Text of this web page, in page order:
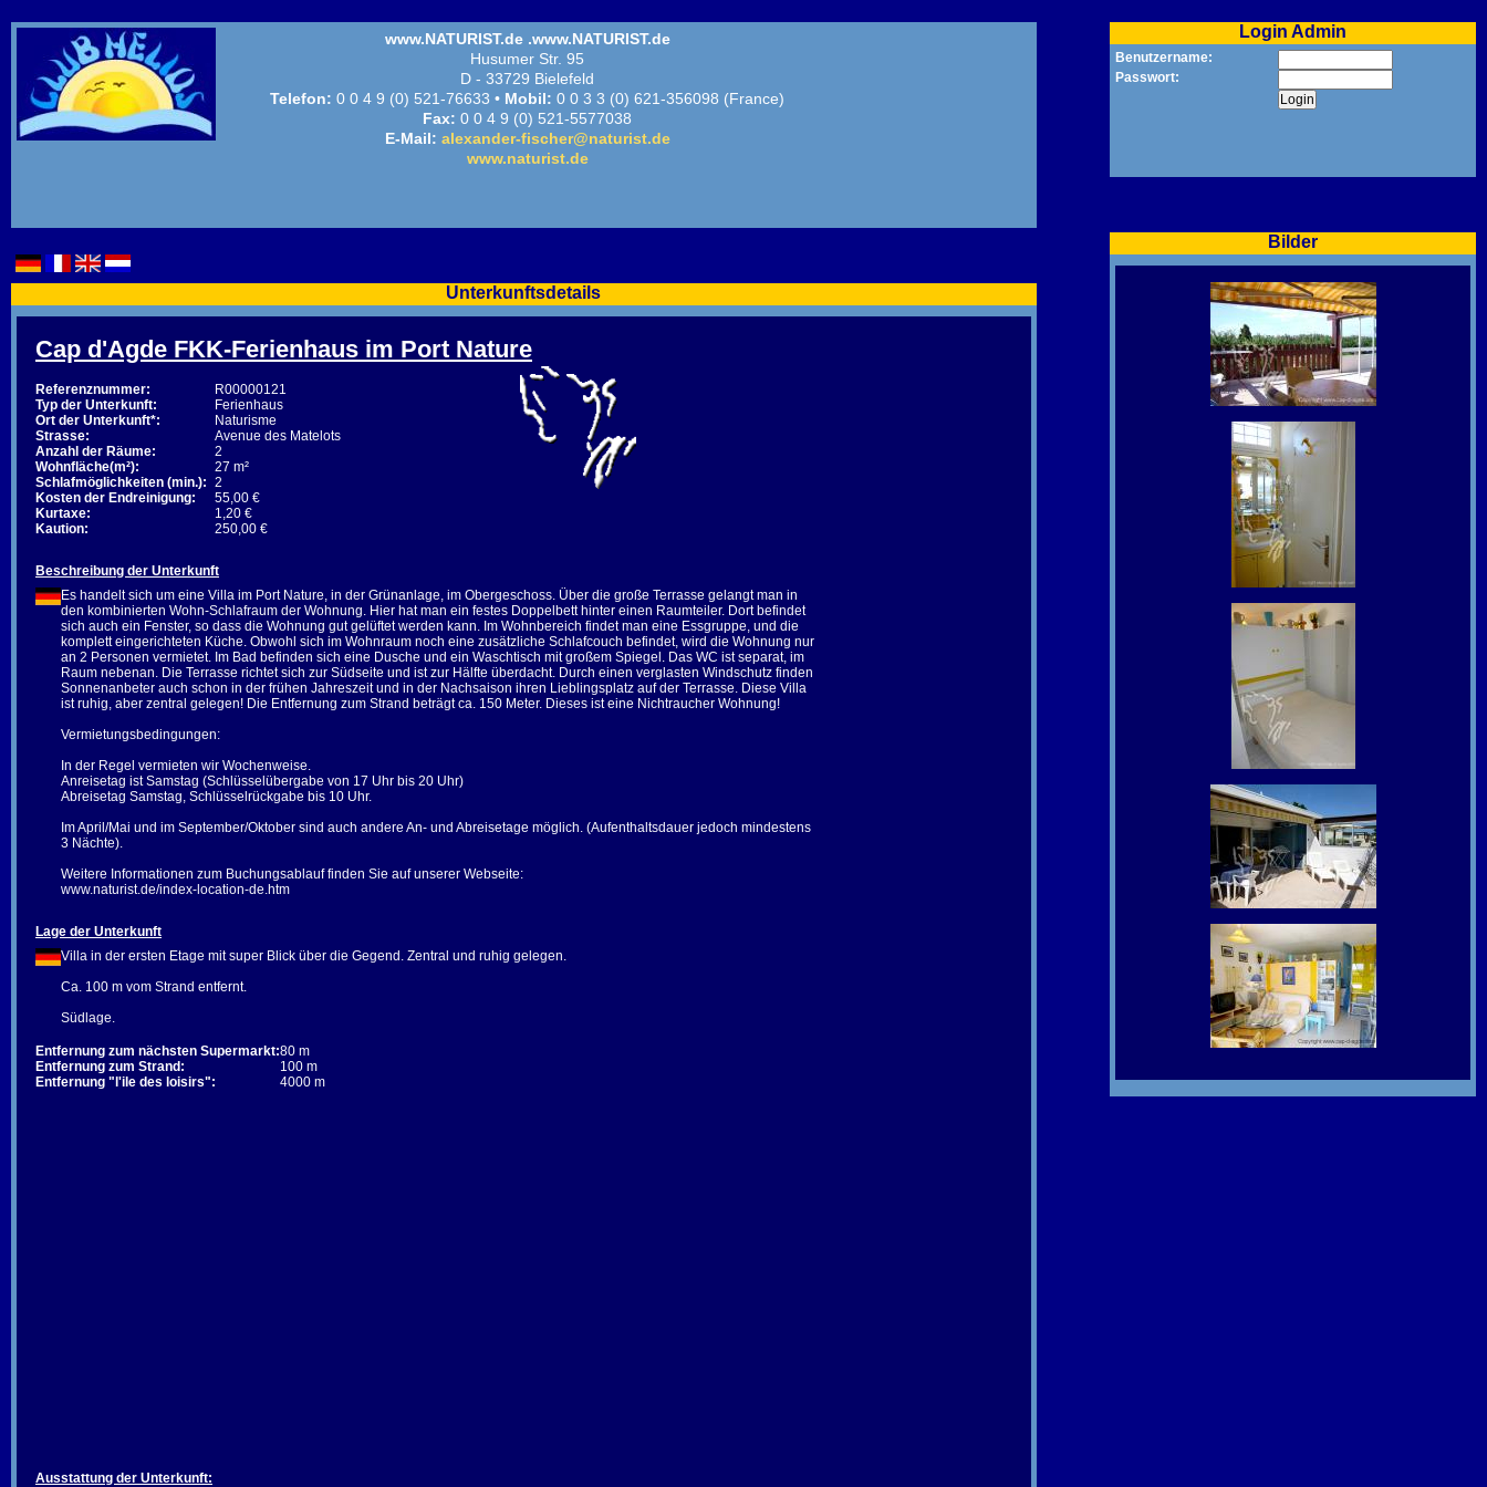
www.NATURIST.de .www.NATURIST.de
Husumer Str. 95
D - 33729 Bielefeld
Telefon: 0 0 4 9 (0) 521-76633 • Mobil: 0 0 3 3 (0) 621-356098 (France)
Fax: 0 0 4 9 (0) 521-5577038
E-Mail: alexander-fischer@naturist.de
www.naturist.de
Unterkunftsdetails
Cap d'Agde FKK-Ferienhaus im Port Nature
Referenznummer:
R00000121
Typ der Unterkunft:
Ferienhaus
Ort der Unterkunft*:
Naturisme
Strasse:
Avenue des Matelots
Anzahl der Räume:
2
Wohnfläche(m²):
27 m²
Schlafmöglichkeiten (min.): 2
Kosten der Endreinigung:
55,00 €
Kurtaxe:
1,20 €
Kaution:
250,00 €
Beschreibung der Unterkunft
Es handelt sich um eine Villa im Port Nature, in der Grünanlage, im Obergeschoss. Über die große Terrasse gelangt man in
den kombinierten Wohn-Schlafraum der Wohnung. Hier hat man ein festes Doppelbett hinter einen Raumteiler. Dort befindet
sich auch ein Fenster, so dass die Wohnung gut gelüftet werden kann. Im Wohnbereich findet man eine Essgruppe, und die
komplett eingerichteten Küche. Obwohl sich im Wohnraum noch eine zusätzliche Schlafcouch befindet, wird die Wohnung nur
an 2 Personen vermietet. Im Bad befinden sich eine Dusche und ein Waschtisch mit großem Spiegel. Das WC ist separat, im
Raum nebenan. Die Terrasse richtet sich zur Südseite und ist zur Hälfte überdacht. Durch einen verglasten Windschutz finden
Sonnenanbeter auch schon in der frühen Jahreszeit und in der Nachsaison ihren Lieblingsplatz auf der Terrasse. Diese Villa
ist ruhig, aber zentral gelegen! Die Entfernung zum Strand beträgt ca. 150 Meter. Dieses ist eine Nichtraucher Wohnung!
Vermietungsbedingungen:
In der Regel vermieten wir Wochenweise.
Anreisetag ist Samstag (Schlüsselübergabe von 17 Uhr bis 20 Uhr)
Abreisetag Samstag, Schlüsselrückgabe bis 10 Uhr.
Im April/Mai und im September/Oktober sind auch andere An- und Abreisetage möglich. (Aufenthaltsdauer jedoch mindestens
3 Nächte).
Weitere Informationen zum Buchungsablauf finden Sie auf unserer Webseite:
www.naturist.de/index-location-de.htm
Lage der Unterkunft
Villa in der ersten Etage mit super Blick über die Gegend. Zentral und ruhig gelegen.
Ca. 100 m vom Strand entfernt.
Südlage.
Entfernung zum nächsten Supermarkt:80 m
Entfernung zum Strand:
100 m
Entfernung "l'ile des loisirs":
4000 m
Ausstattung der Unterkunft:
Login Admin
Benutzername:
Passwort:
Bilder